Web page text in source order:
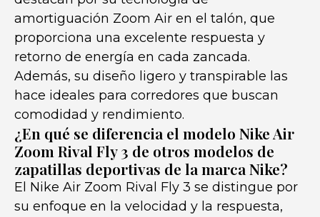
amortiguación Zoom Air en el talón, que
proporciona una excelente respuesta y
retorno de energía en cada zancada.
Además, su diseño ligero y transpirable las
hace ideales para corredores que buscan
comodidad y rendimiento.
¿En qué se diferencia el modelo Nike Air
Zoom Rival Fly 3 de otros modelos de
zapatillas deportivas de la marca Nike?
El Nike Air Zoom Rival Fly 3 se distingue por
su enfoque en la velocidad y la respuesta,